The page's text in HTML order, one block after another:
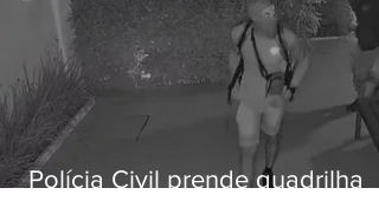
Polícia Civil prende quadrilha